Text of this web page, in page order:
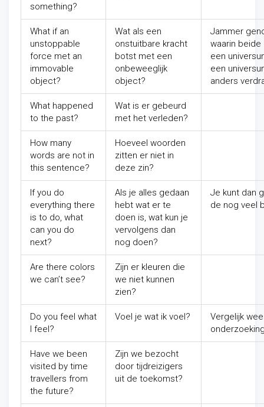
something?
What if an
unstoppable
force met an
immovable
object?
Wat als een
onstuitbare kracht
botst met een
onbeweeglijk
object?
Jammer
waarin
een
een
anders
What happened
to the past?
Wat is er gebeurd
met het verleden?
How many
words are not in
this sentence?
Hoeveel woorden
zitten er niet in
deze zin?
If you do
everything there
is to do, what
can you do
next?
Als je alles gedaan
hebt wat er te
doen is, wat kun je
vervolgens dan
nog doen?
Je kunt dan
de nog veel
Are there colors
we can’t see?
Zijn er kleuren die
we niet kunnen
zien?
Do you feel what
I feel?
Voel je wat ik voel?
Vergelijk
Have we been
visited by time
travellers from
the future?
Zijn we bezocht
door tijdreizigers
uit de toekomst?